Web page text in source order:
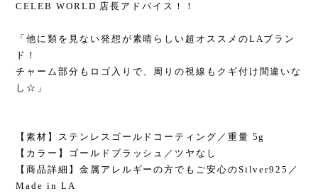
CELEB WORLD 店長アドバイス！！
「他に類を見ない発想が素晴らしい超オススメのLAブラン
ド！
チャーム部分もロゴ入りで、周りの視線もクギ付け間違いな
し☆」
【素材】ステンレスゴールドコーティング／重量 5g
【カラー】ゴールドブラッシュ／ツヤなし
【商品詳細】金属アレルギーの方でもご安心のSilver925／
Made in LA